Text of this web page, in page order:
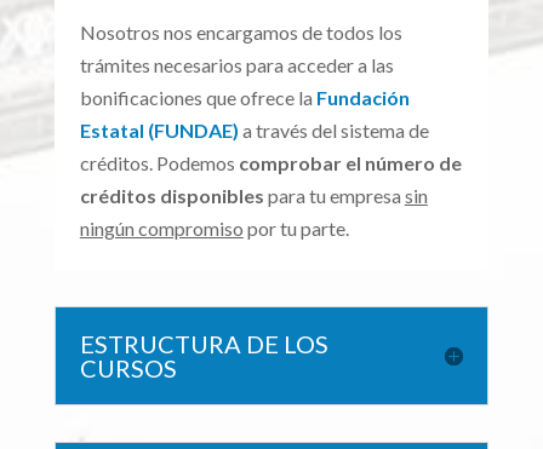
Nosotros nos encargamos de todos los
trámites necesarios para acceder a las
bonificaciones que ofrece la Fundación
Estatal (FUNDAE) a través del sistema de
créditos. Podemos comprobar el número de
créditos disponibles para tu empresa sin
ningún compromiso por tu parte.
ESTRUCTURA DE LOS
CURSOS